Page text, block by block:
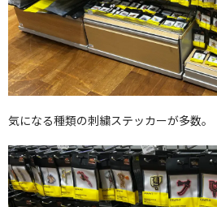
気になる種類の刺繍ステッカーが多数。